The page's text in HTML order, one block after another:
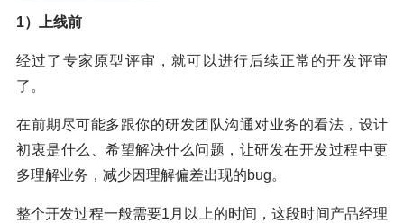
1）上线前
经过了专家原型评审，就可以进行后续正常的开发评审
了。
在前期尽可能多跟你的研发团队沟通对业务的看法，设计
初衷是什么、希望解决什么问题，让研发在开发过程中更
多理解业务，减少因理解偏差出现的bug。
整个开发过程一般需要1月以上的时间，这段时间产品经理